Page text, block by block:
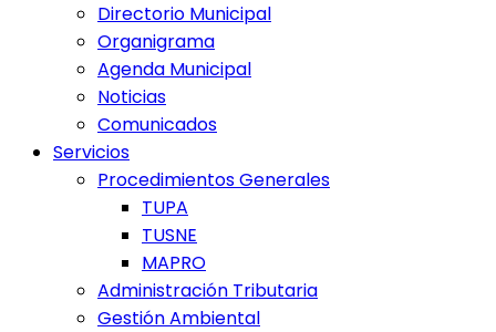
Directorio Municipal
Organigrama
Agenda Municipal
Noticias
Comunicados
Servicios
Procedimientos Generales
TUPA
TUSNE
MAPRO
Administración Tributaria
Gestión Ambiental